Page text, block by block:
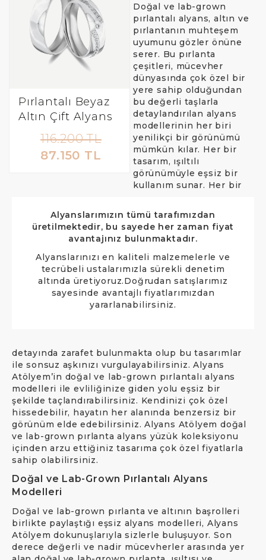
Pırlantalı Beyaz
Altın Çift Alyans
116.200 TL
87.150 TL
Alyanslarımızın tümü tarafımızdan
üretilmektedir, bu sayede her zaman fiyat
avantajınız bulunmaktadır.
Alyanslarınızı en kaliteli malzemelerle ve
tecrübeli ustalarımızla sürekli denetim
altında üretiyoruz.Doğrudan satışlarımız
sayesinde avantajlı fiyatlarımızdan
yararlanabilirsiniz.
Doğal ve lab-grown
pırlantalı alyans, altın ve
pırlantanın muhteşem
uyumunu gözler önüne
serer. Bu pırlanta
çeşitleri, mücevher
dünyasında çok özel bir
yere sahip olduğundan
bu değerli taşlarla
detaylandırılan alyans
modellerinin her biri
yenilikçi bir görünümü
mümkün kılar. Her bir
tasarım, ışıltılı
görünümüyle eşsiz bir
kullanım sunar. Her bir
detayında zarafet bulunmakta olup bu tasarımlar
ile sonsuz aşkınızı vurgulayabilirsiniz. Alyans
Atölyem’in doğal ve lab-grown pırlantalı alyans
modelleri ile evliliğinize giden yolu eşsiz bir
şekilde taçlandırabilirsiniz. Kendinizi çok özel
hissedebilir, hayatın her alanında benzersiz bir
görünüm elde edebilirsiniz. Alyans Atölyem doğal
ve lab-grown pırlanta alyans yüzük koleksiyonu
içinden arzu ettiğiniz tasarıma çok özel fiyatlarla
sahip olabilirsiniz.
Doğal ve Lab-Grown Pırlantalı Alyans
Modelleri
Doğal ve lab-grown pırlanta ve altının başrolleri
birlikte paylaştığı eşsiz alyans modelleri, Alyans
Atölyem dokunuşlarıyla sizlerle buluşuyor. Son
derece değerli ve nadir mücevherler arasında yer